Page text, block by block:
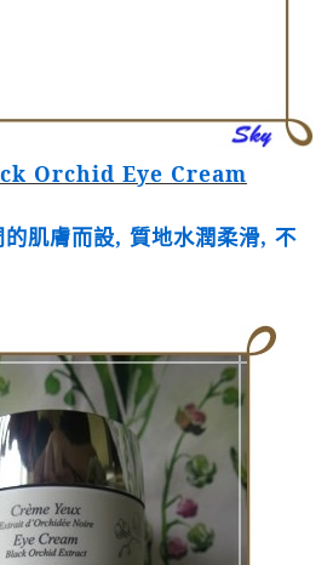
Orchid Eye Cream
肌膚而設, 質地水潤柔滑, 不